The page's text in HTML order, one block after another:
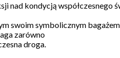
nad kondycją współczesnego
swoim symbolicznym
zarówno
droga.